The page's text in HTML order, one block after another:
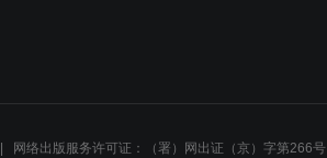
网络出版服务许可证：（署）网出证（京）字第266号